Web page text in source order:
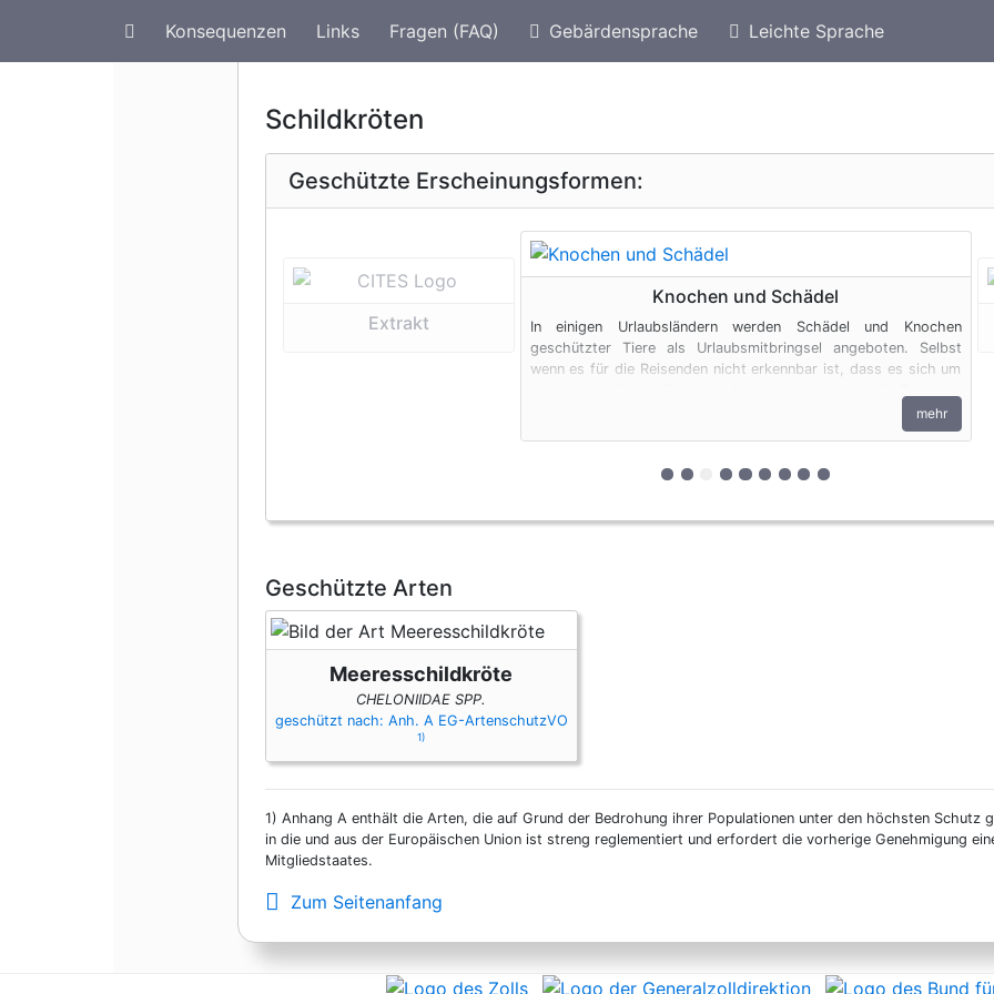
Konsequenzen Links Fragen (FAQ) Gebärdensprache Leichte Sprache
Schildkröten
Geschützte Erscheinungsformen:
Vorherige geschützte Erscheinungsform
Extrakt
Knochen und Schädel
In einigen Urlaubsländern werden Schädel und Knochen
geschützter Tiere als Urlaubsmitbringsel angeboten. Selbst
wenn es für die Reisenden nicht erkennbar ist, dass es sich um
den artenschutzrechtlichen Bestimmungen. Bei privaten
Einfuhren zum persönlichen Gebrauch sind bis zu vier
genehmigungsfrei, wenn diese im persönlichen Gepäck
Dokumentenfreiheit ausgenommen.
mehr
zur 1. geschützten Erscheinungsform
zur 2. geschützten Erscheinungsform
zur 3. geschützten
zur 4. geschützten
zur 5. geschützten
zur 6. geschützten
zur 7. geschützten
zur 8. geschützten
zur 9. geschützten
Geschützte Arten
Meeresschildkröte
CHELONIIDAE SPP.
geschützt nach: Anh. A EG-ArtenschutzVO
1)
1) Anhang A enthält die Arten, die auf Grund der Bedrohung ihrer Populationen unter den höchsten Schutz
in die und aus der Europäischen Union ist streng reglementiert und erfordert die vorherige Genehmigung
Mitgliedstaates.
Zum Seitenanfang